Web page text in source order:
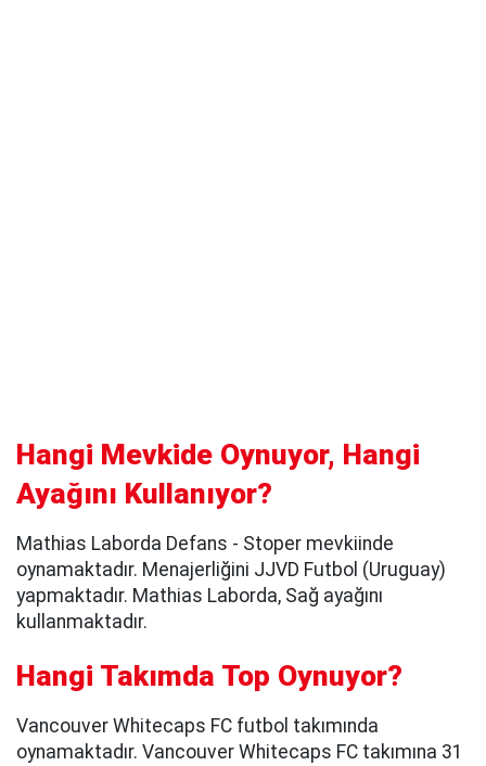
Hangi Mevkide Oynuyor, Hangi
Ayağını Kullanıyor?
Mathias Laborda Defans - Stoper mevkiinde
oynamaktadır. Menajerliğini JJVD Futbol (Uruguay)
yapmaktadır. Mathias Laborda, Sağ ayağını
kullanmaktadır.
Hangi Takımda Top Oynuyor?
Vancouver Whitecaps FC futbol takımında
oynamaktadır. Vancouver Whitecaps FC takımına 31